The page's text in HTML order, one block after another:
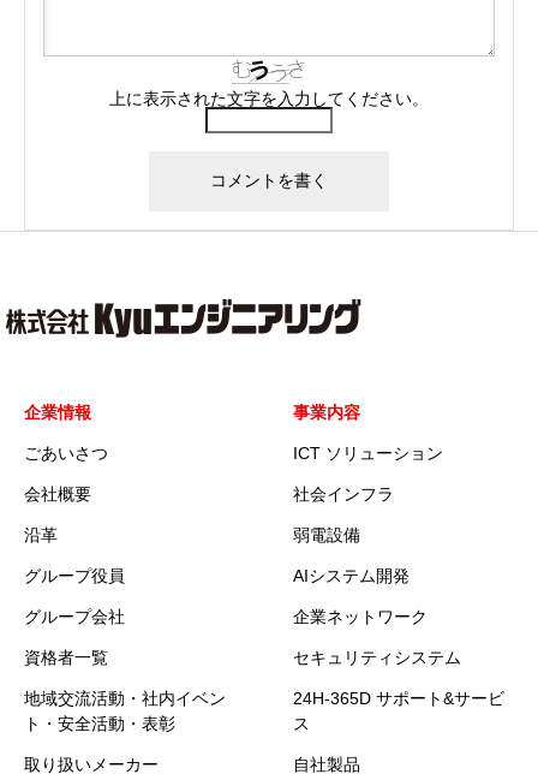
上に表示された文字を入力してください。
企業情報
ごあいさつ
会社概要
沿革
グループ役員
グループ会社
資格者一覧
地域交流活動・社内イベン
ト・安全活動・表彰
取り扱いメーカー
事業内容
ICT ソリューション
社会インフラ
弱電設備
AIシステム開発
企業ネットワーク
セキュリティシステム
24H-365D サポート&サービ
ス
自社製品